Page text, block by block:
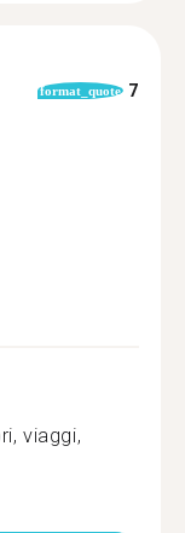
format_quote 7
viaggi,